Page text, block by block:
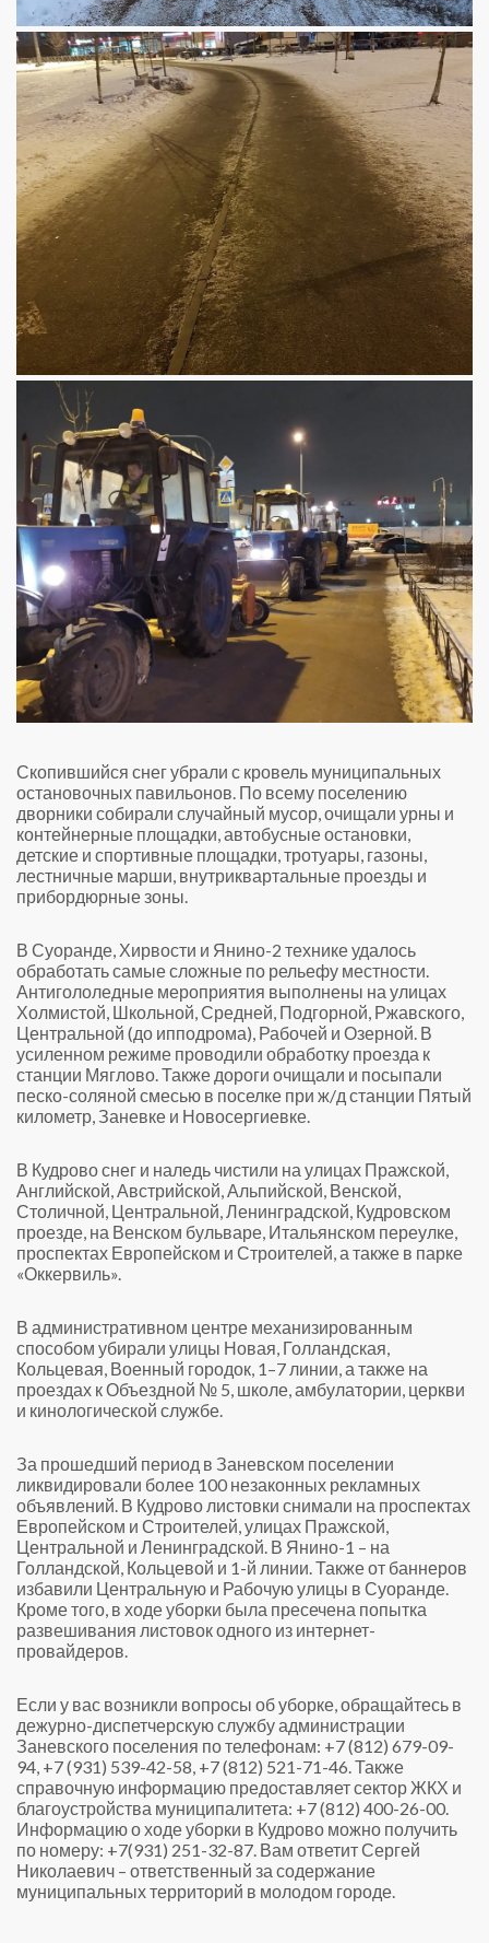
Скопившийся снег убрали с кровель муниципальных
остановочных павильонов. По всему поселению
дворники собирали случайный мусор, очищали урны и
контейнерные площадки, автобусные остановки,
детские и спортивные площадки, тротуары, газоны,
лестничные марши, внутриквартальные проезды и
прибордюрные зоны.
В Суоранде, Хирвости и Янино-2 технике удалось
обработать самые сложные по рельефу местности.
Антигололедные мероприятия выполнены на улицах
Холмистой, Школьной, Средней, Подгорной, Ржавского,
Центральной (до ипподрома), Рабочей и Озерной. В
усиленном режиме проводили обработку проезда к
станции Мяглово. Также дороги очищали и посыпали
песко-соляной смесью в поселке при ж/д станции Пятый
километр, Заневке и Новосергиевке.
В Кудрово снег и наледь чистили на улицах Пражской,
Английской, Австрийской, Альпийской, Венской,
Столичной, Центральной, Ленинградской, Кудровском
проезде, на Венском бульваре, Итальянском переулке,
проспектах Европейском и Строителей, а также в парке
«Оккервиль».
В административном центре механизированным
способом убирали улицы Новая, Голландская,
Кольцевая, Военный городок, 1–7 линии, а также на
проездах к Объездной № 5, школе, амбулатории, церкви
и кинологической службе.
За прошедший период в Заневском поселении
ликвидировали более 100 незаконных рекламных
объявлений. В Кудрово листовки снимали на проспектах
Европейском и Строителей, улицах Пражской,
Центральной и Ленинградской. В Янино-1 – на
Голландской, Кольцевой и 1-й линии. Также от баннеров
избавили Центральную и Рабочую улицы в Суоранде.
Кроме того, в ходе уборки была пресечена попытка
развешивания листовок одного из интернет-
провайдеров.
Если у вас возникли вопросы об уборке, обращайтесь в
дежурно-диспетчерскую службу администрации
Заневского поселения по телефонам: +7 (812) 679-09-
94, +7 (931) 539-42-58, +7 (812) 521-71-46. Также
справочную информацию предоставляет сектор ЖКХ и
благоустройства муниципалитета: +7 (812) 400-26-00.
Информацию о ходе уборки в Кудрово можно получить
по номеру: +7(931) 251-32-87. Вам ответит Сергей
Николаевич – ответственный за содержание
муниципальных территорий в молодом городе.